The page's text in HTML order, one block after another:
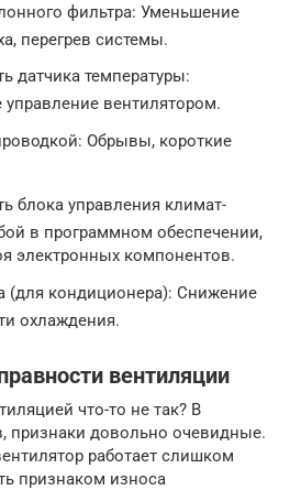
фильтра: Уменьшение
перегрев системы.
датчика температуры:
управление вентилятором.
Обрывы, короткие
блока управления климат-
в программном обеспечении,
электронных компонентов.
(для кондиционера): Снижение
охлаждения.
вентиляции
что-то не так? В
признаки довольно очевидные.
работает слишком
признаком износа